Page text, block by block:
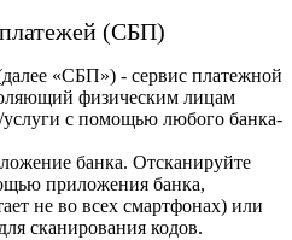
(СБП)
«СБП») - сервис платежной
физическим лицам
услуги с помощью любого банка-
банка. Отсканируйте
приложения банка,
не во всех смартфонах) или
сканирования кодов.